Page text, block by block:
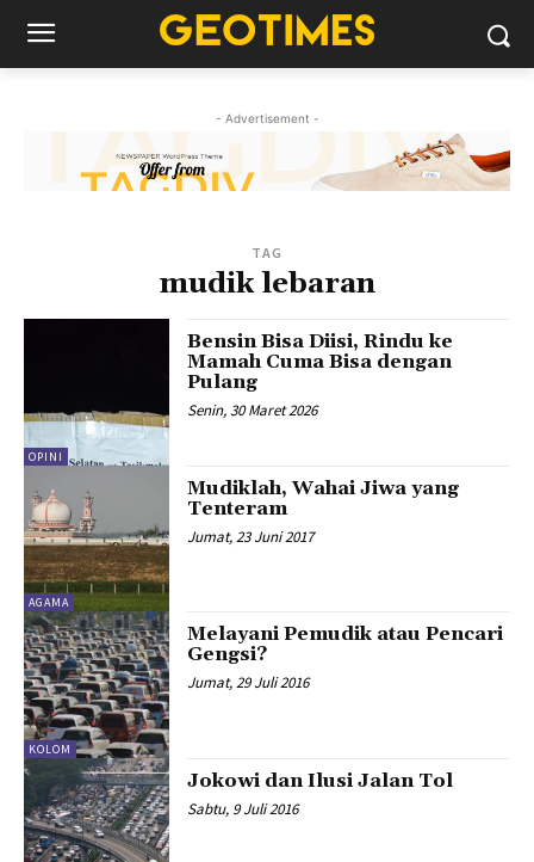
- Advertisement -
TAG
mudik lebaran
OPINI
Bensin Bisa Diisi, Rindu ke
Mamah Cuma Bisa dengan
Pulang
Senin, 30 Maret 2026
AGAMA
Mudiklah, Wahai Jiwa yang
Tenteram
Jumat, 23 Juni 2017
KOLOM
Melayani Pemudik atau Pencari
Gengsi?
Jumat, 29 Juli 2016
Jokowi dan Ilusi Jalan Tol
Sabtu, 9 Juli 2016